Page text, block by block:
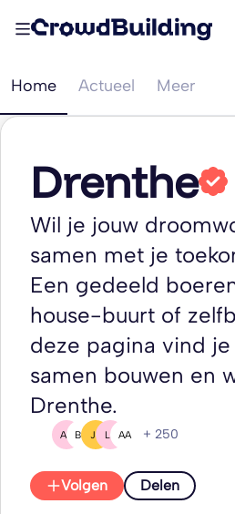
Home Actueel Meer
Drenthe
Wil je jouw
samen met je
Een gedeeld
house-buurt of
deze pagina vind je
samen bouwen en
Drenthe.
AR BG JB LB AA + 250
Volgen Delen